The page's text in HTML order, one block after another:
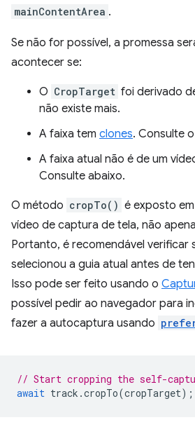
mainContentArea .
Se não for possível, a promessa
acontecer se:
O CropTarget foi derivado
não existe mais.
A faixa tem clones. Consulte o
A faixa atual não é de um
Consulte abaixo.
O método cropTo() é exposto
vídeo de captura de tela, não
Portanto, é recomendável verificar
selecionou a guia atual antes de
Isso pode ser feito usando o
possível pedir ao navegador para
fazer a autocaptura usando
// Start cropping the self-
await track .cropTo(cropTarget);